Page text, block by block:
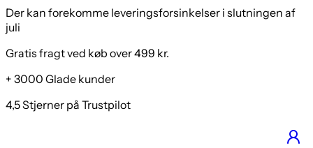
Der kan forekomme leveringsforsinkelser i slutningen af
juli
Gratis fragt ved køb over 499 kr.
+ 3000 Glade kunder
4,5 Stjerner på Trustpilot